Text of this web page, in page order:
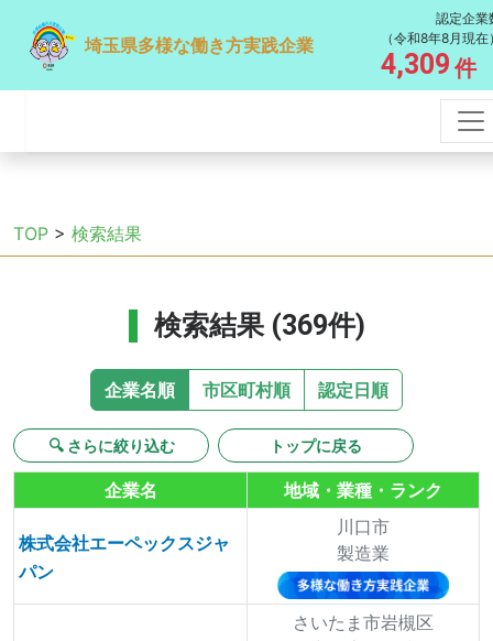
埼玉県多様な働き方実践企業
認定企業
（令和8年8月現在
4,309 件
TOP > 検索結果
検索結果 (369件)
企業名順 市区町村順 認定日順
🔍 さらに絞り込む トップに戻る
企業名 地域・業種・ランク
株式会社エーペックスジャ
パン
川口市
製造業
さいたま市岩槻区